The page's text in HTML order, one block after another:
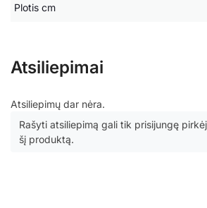
Plotis cm
Atsiliepimai
Atsiliepimų dar nėra.
Rašyti atsiliepimą gali tik prisijungę
šį produktą.